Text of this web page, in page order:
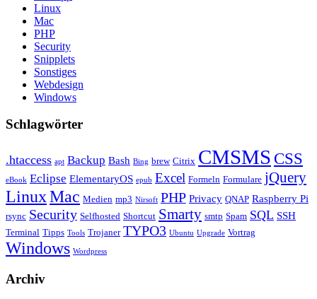
Linux
Mac
PHP
Security
Snipplets
Sonstiges
Webdesign
Windows
Schlagwörter
.htaccess apt Backup Bash Bing brew Citrix CMSMS CSS
eBook Eclipse ElementaryOS epub Excel Formeln Formulare jQuery
LinuxMac Medien mp3 Nirsoft PHP Privacy QNAP Raspberry Pi
rsync Security Selfhosted Shortcut Smarty smtp Spam SQL SSH
Terminal Tipps Tools Trojaner TYPO3 Ubuntu Upgrade Vortrag
Windows Wordpress
Archiv